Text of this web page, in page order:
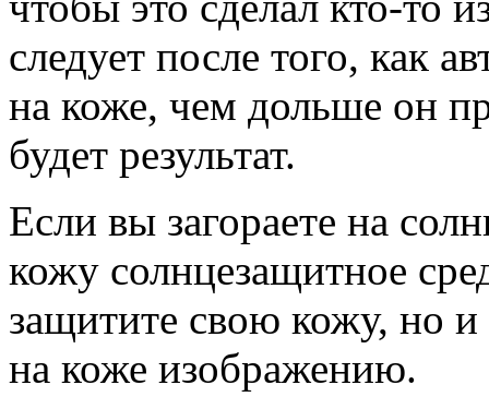
следует после того, как
на коже, чем дольше он
будет результат.
Если вы загораете на
кожу солнцезащитное
защитите свою кожу, но
на коже изображению.